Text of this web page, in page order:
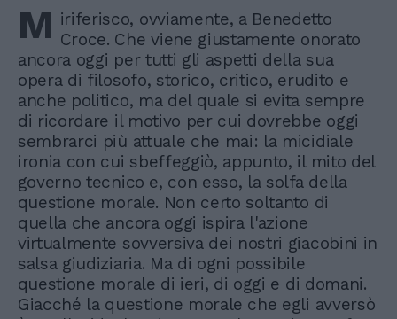
M iriferisco, ovviamente, a Benedetto
Croce. Che viene giustamente onorato
ancora oggi per tutti gli aspetti della sua
opera di filosofo, storico, critico, erudito e
anche politico, ma del quale si evita sempre
di ricordare il motivo per cui dovrebbe oggi
sembrarci più attuale che mai: la micidiale
ironia con cui sbeffeggiò, appunto, il mito del
governo tecnico e, con esso, la solfa della
questione morale. Non certo soltanto di
quella che ancora oggi ispira l'azione
virtualmente sovversiva dei nostri giacobini in
salsa giudiziaria. Ma di ogni possibile
questione morale di ieri, di oggi e di domani.
Giacché la questione morale che egli avversò